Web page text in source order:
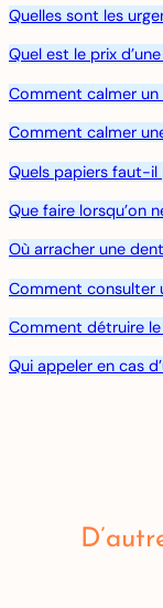
Quelles sont les
Quel est le prix
Comment calmer
Comment calmer
Quels papiers faut-il
Que faire lorsqu’on
Où arracher une
Comment consulter
Comment détruire le
Qui appeler en cas